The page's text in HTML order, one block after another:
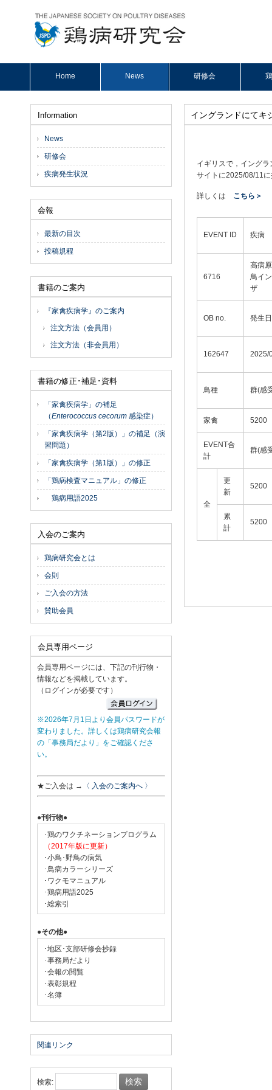
Home News 研修会
イングランドにてキ
イギリスで，イング
サイトに2025/08/11
詳しくは こちら＞
EVENT ID 疾病
6716
高病
鳥イ
ザ
OB no. 発生日
162647 2025/
鳥種 群(感
家禽 5200
EVENT合
計
群(感
全
更
新
5200
累
計
5200
Information
News
研修会
疾病発生状況
会報
最新の目次
投稿規程
書籍のご案内
『家禽疾病学』のご案内
注文方法（会員用）
注文方法（非会員用）
書籍の修正･補足･資料
「家禽疾病学」の補足
（Enterococcus cecorum 感染症）
「家禽疾病学（第2版）」の補足（演
習問題）
「家禽疾病学（第1版）」の修正
「鶏病検査マニュアル」の修正
鶏病用語2025
入会のご案内
鶏病研究会とは
会則
ご入会の方法
賛助会員
会員専用ページ
会員専用ページには、下記の刊行物・
情報などを掲載しています。
（ログインが必要です）
※2026年7月1日より会員パスワードが
変わりました。詳しくは鶏病研究会報
の「事務局だより」をご確認くださ
い。
★ご入会は → 〈 入会のご案内へ 〉
●刊行物●
･鶏のワクチネーションプログラム
（2017年版に更新）
･小鳥･野鳥の病気
･鳥病カラーシリーズ
･ワクモマニュアル
･鶏病用語2025
･総索引
●その他●
･地区･支部研修会抄録
･事務局だより
･会報の閲覧
･表彰規程
･名簿
関連リンク
検索: